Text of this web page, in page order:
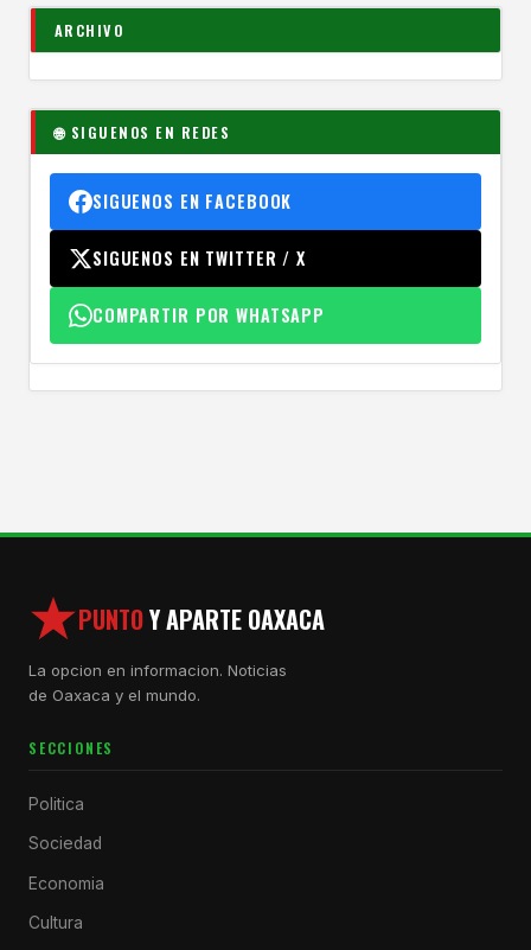
ARCHIVO
🌐 SIGUENOS EN REDES
SIGUENOS EN FACEBOOK
SIGUENOS EN TWITTER / X
COMPARTIR POR WHATSAPP
PUNTOY APARTE OAXACA
La opcion en informacion. Noticias
de Oaxaca y el mundo.
SECCIONES
Politica
Sociedad
Economia
Cultura